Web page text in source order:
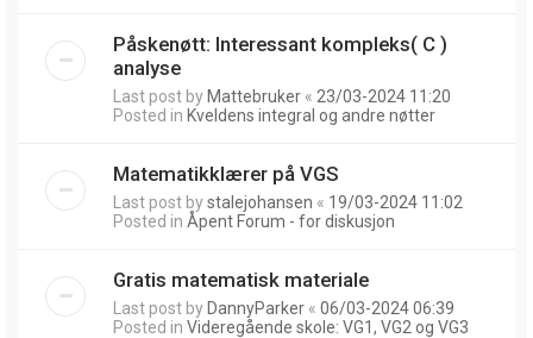
Påskenøtt: Interessant kompleks( C )
analyse
Last post by Mattebruker « 23/03-2024 11:20
Posted in Kveldens integral og andre nøtter
Matematikklærer på VGS
Last post bystalejohansen « 19/03-2024 11:02
Posted in Åpent Forum - for diskusjon
Gratis matematisk materiale
Last post by DannyParker « 06/03-2024 06:39
Posted in Videregående skole: VG1, VG2 og VG3